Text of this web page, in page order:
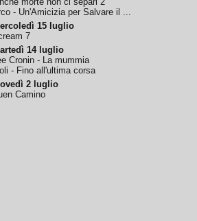
- Un'Amicizia per Salvare il ...
15 luglio
7
14 luglio
Cronin - La mummia
- Fino all'ultima corsa
2 luglio
Camino